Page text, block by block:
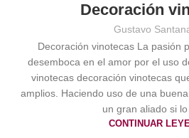
Decoración
Gustavo
Decoración vinotecas La pasión
desemboca en el amor por el uso
vinotecas decoración vinotecas
amplios. Haciendo uso de una
un gran aliado si lo
CONTINUAR